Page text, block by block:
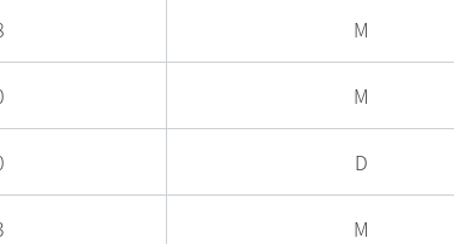
M
M
D
M